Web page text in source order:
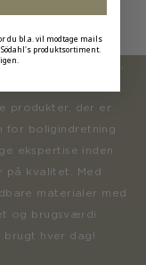
attraktiv kollektion,
hjem.
produkter, der er
for boligindretning
ekspertise inden
kvalitet. Med
materialer med
og brugsværdi.
brugt hver dag!
du bl.a. vil modtage mails
produktsortiment.